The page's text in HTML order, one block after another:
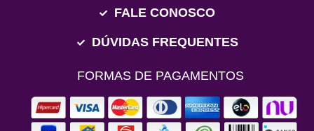
FALE CONOSCO
DÚVIDAS FREQUENTES
FORMAS DE PAGAMENTOS